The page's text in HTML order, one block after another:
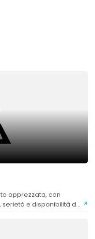
e disponibilità dei »